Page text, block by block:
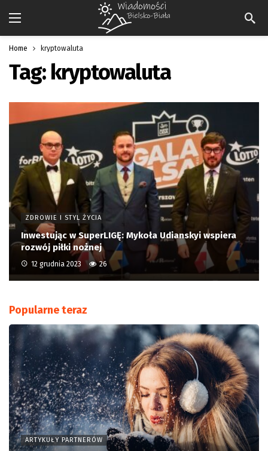
Home kryptowaluta
Tag: kryptowaluta
ZDROWIE I STYL ŻYCIA
Inwestując w SuperLIGĘ: Mykoła Udianskyi wspiera
rozwój piłki nożnej
12 grudnia 2023 26
Popularne teraz
ARTYKUŁY PARTNERÓW